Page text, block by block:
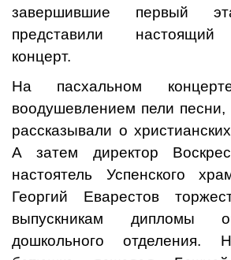
завершившие первый
представили настоящий
концерт.
На пасхальном
воодушевлением пели песни,
рассказывали о
А затем директор
настоятель Успенского
Георгий Еварестов
выпускникам дипломы
дошкольного отделения.